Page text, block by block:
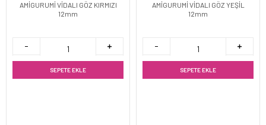
AMİGURUMİ VİDALI GÖZ KIRMIZI
12mm
SEPETE EKLE
AMİGURUMİ VİDALI GÖZ YEŞİL
12mm
SEPETE EKLE